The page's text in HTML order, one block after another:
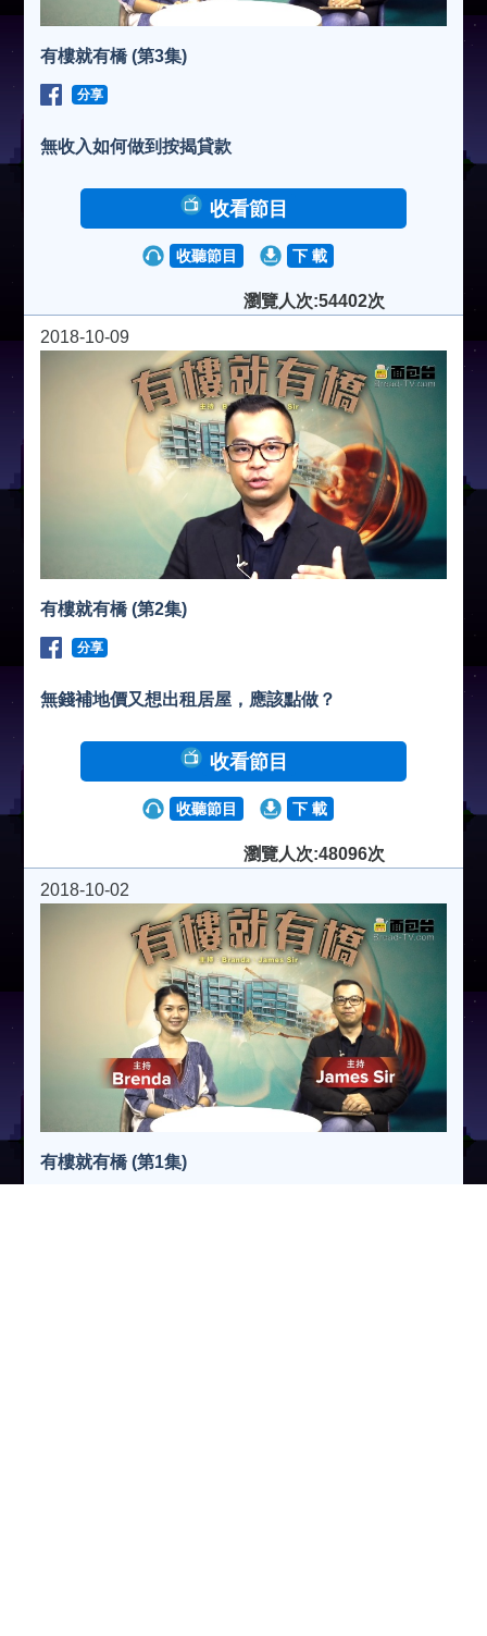
有樓就有橋 (第3集)
分享
無收入如何做到按揭貸款
收看節目
收聽節目 下 載
瀏覽人次:54402次
2018-10-09
有樓就有橋 (第2集)
分享
無錢補地價又想出租居屋，應該點做？
收看節目
收聽節目 下 載
瀏覽人次:48096次
2018-10-02
有樓就有橋 (第1集)